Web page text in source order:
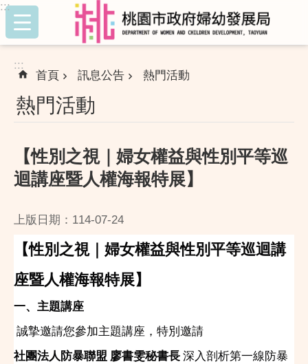
跳到主要內容區塊
:::
:::
首頁 訊息公告 熱門活動
熱門活動
【性別之視｜婦女權益與性別平等巡
迴講座暨人權海報特展】
上版日期：114-07-24
【性別之視｜婦女權益與性別平等巡迴講
座暨人權海報特展】
一、主題講座
誠摯邀請您參加主題講座，特別邀請
社團法人防暴聯盟 廖書雯秘書長 深入剖析第一線防暴